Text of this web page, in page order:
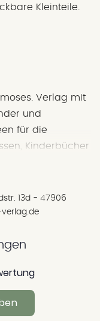
Kleinteile.
Verlag mit
und
für die
Kinderbücher
Über den
– das ist
Motto: "Eine
13d - 47906